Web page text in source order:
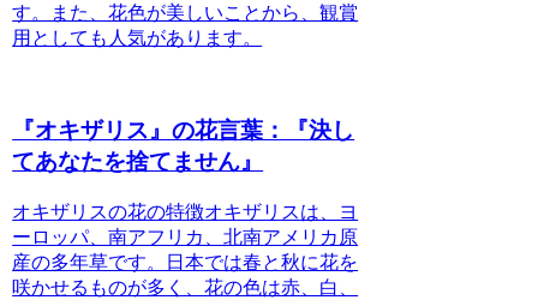
す。また、花色が美しいことから、観賞
用としても人気があります。
『オキザリス』の花言葉：『決し
てあなたを捨てません』
オキザリスの花の特徴オキザリスは、ヨ
ーロッパ、南アフリカ、北南アメリカ原
産の多年草です。日本では春と秋に花を
咲かせるものが多く、花の色は赤、白、